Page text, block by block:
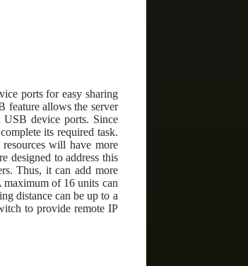
ports for easy sharing
feature allows the server
USB device ports. Since
its required task.
will have more
designed to address this
Thus, it can add more
of 16 units can
distance can be up to a
to provide remote IP